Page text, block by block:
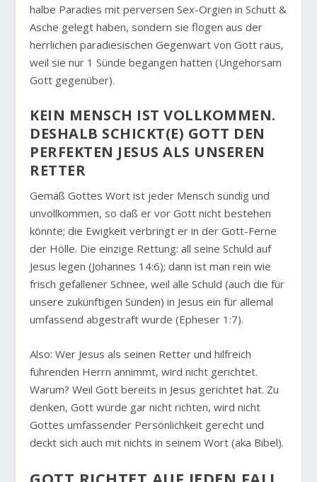
halbe Paradies mit perversen Sex-Orgien in Schutt &
Asche gelegt haben, sondern sie flogen aus der
herrlichen paradiesischen Gegenwart von Gott raus,
weil sie nur 1 Sünde begangen hatten (Ungehorsam
Gott gegenüber).
KEIN MENSCH IST VOLLKOMMEN.
DESHALB SCHICKT(E) GOTT DEN
PERFEKTEN JESUS ALS UNSEREN
RETTER
Gemäß Gottes Wort ist jeder Mensch sündig und
unvollkommen, so daß er vor Gott nicht bestehen
könnte; die Ewigkeit verbringt er in der Gott-Ferne
der Hölle. Die einzige Rettung: all seine Schuld auf
Jesus legen (Johannes 14:6); dann ist man rein wie
frisch gefallener Schnee, weil alle Schuld (auch die für
unsere zukünftigen Sünden) in Jesus ein für allemal
umfassend abgestraft wurde (Epheser 1:7).
Also: Wer Jesus als seinen Retter und hilfreich
führenden Herrn annimmt, wird nicht gerichtet.
Warum? Weil Gott bereits in Jesus gerichtet hat. Zu
denken, Gott würde gar nicht richten, wird nicht
Gottes umfassender Persönlichkeit gerecht und
deckt sich auch mit nichts in seinem Wort (aka Bibel).